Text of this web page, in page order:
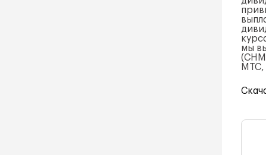
мы
МТС,